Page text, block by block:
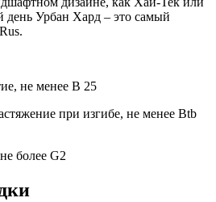
Урбан Хард – это самый
не менее В 25
при изгибе, не менее Вtb
более G2